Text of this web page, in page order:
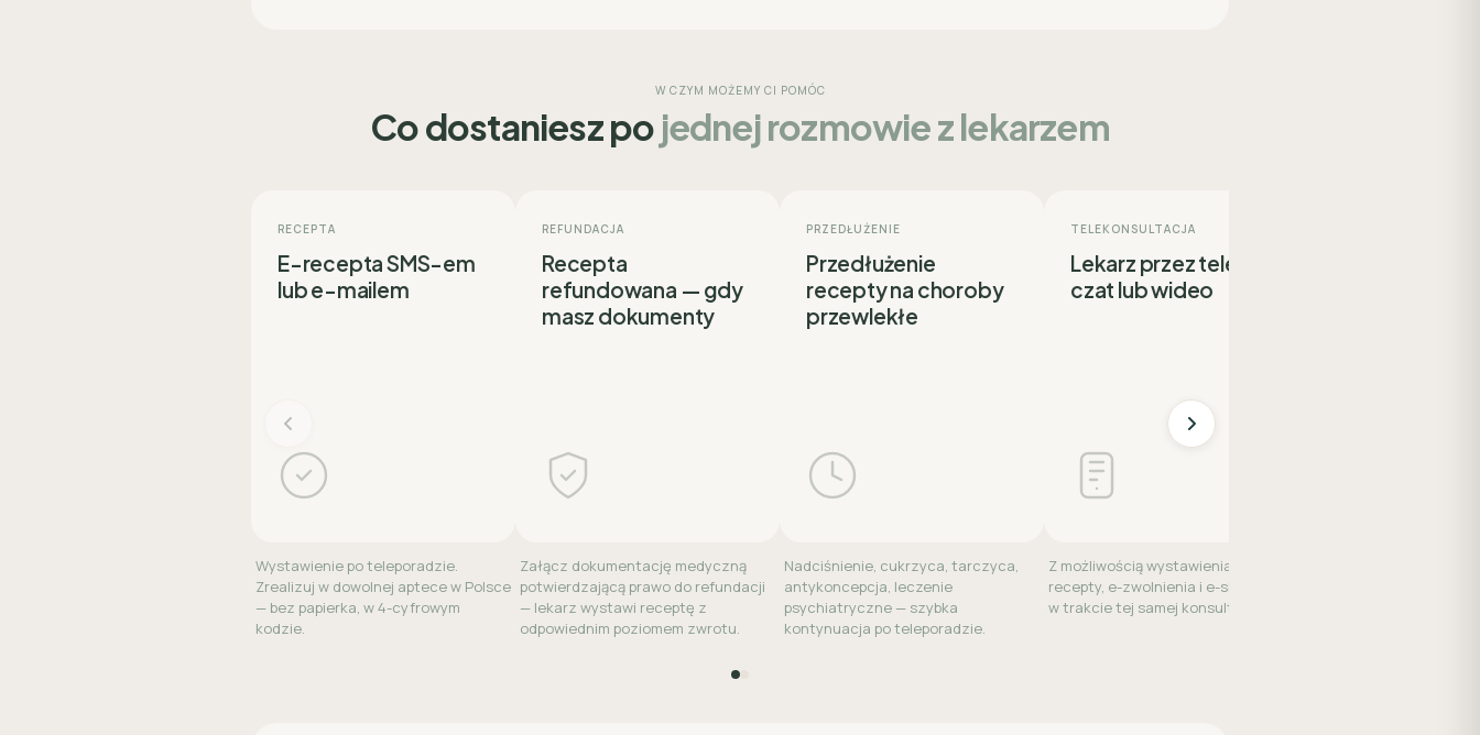
W CZYM MOŻEMY CI POMÓC
Co dostaniesz po jednej rozmowie z lekarzem
RECEPTA
E-recepta SMS-em
lub e-mailem
Wystawienie po teleporadzie.
Zrealizuj w dowolnej aptece w Polsce
— bez papierka, w 4-cyfrowym
kodzie.
REFUNDACJA
Recepta
refundowana — gdy
masz dokumenty
Załącz dokumentację medyczną
potwierdzającą prawo do refundacji
— lekarz wystawi receptę z
odpowiednim poziomem zwrotu.
PRZEDŁUŻENIE
Przedłużenie
recepty na choroby
przewlekłe
Nadciśnienie, cukrzyca, tarczyca,
antykoncepcja, leczenie
psychiatryczne — szybka
kontynuacja po teleporadzie.
TELEKONSULTACJA
Lekarz przez telefon,
czat lub wideo
Z możliwością wystawienia e-
recepty, e-zwolnienia i e-skierowania
w trakcie tej samej konsultacji.